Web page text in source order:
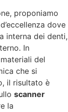
proponiamo
dove
interna dei denti,
In
del
che si
il risultato è
scanner
la